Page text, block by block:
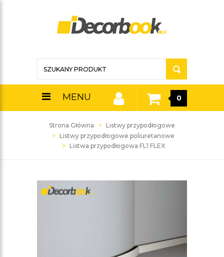
MENU 0
Strona Główna
Listwy przypodłogowe
Listwy przypodłogowe poliuretanowe
Listwa przypodłogowa FL1 FLEX